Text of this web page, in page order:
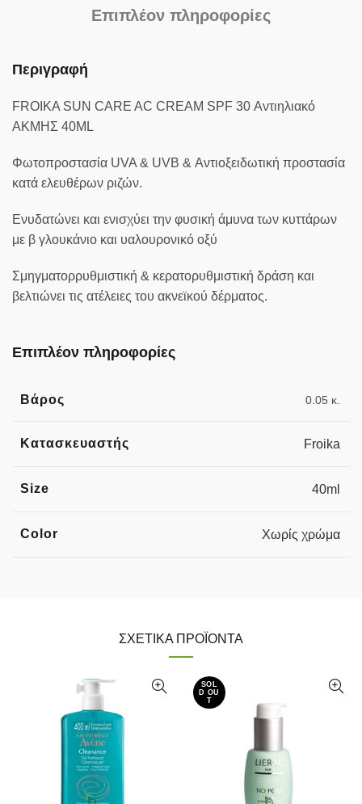
Επιπλέον πληροφορίες
Περιγραφή
FROIKA SUN CARE AC CREAM SPF 30 Αντιηλιακό
ΑΚΜΗΣ 40ML
Φωτοπροστασία UVA & UVB & Αντιοξειδωτική προστασία
κατά ελευθέρων ριζών.
Ενυδατώνει και ενισχύει την φυσική άμυνα των κυττάρων
με β γλουκάνιο και υαλουρονικό οξύ
Σμηγματορρυθμιστική & κερατορυθμιστική δράση και
βελτιώνει τις ατέλειες του ακνεϊκού δέρματος.
Επιπλέον πληροφορίες
Βάρος 0.05 κ.
Κατασκευαστής Froika
Size 40ml
Color Χωρίς χρώμα
ΣΧΕΤΙΚΆ ΠΡΟΪΌΝΤΑ
SOL
D OU
T